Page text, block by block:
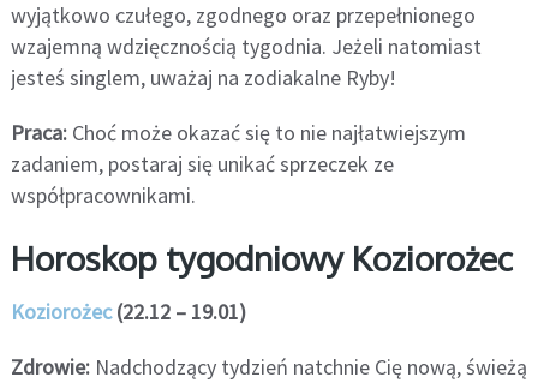
wyjątkowo czułego, zgodnego oraz przepełnionego
wzajemną wdzięcznością tygodnia. Jeżeli natomiast
jesteś singlem, uważaj na zodiakalne Ryby!
Praca:Choć może okazać się to nie najłatwiejszym
zadaniem, postaraj się unikać sprzeczek ze
współpracownikami.
Horoskop tygodniowy Koziorożec
Koziorożec(22.12 – 19.01)
Zdrowie:Nadchodzący tydzień natchnie Cię nową, świeżą